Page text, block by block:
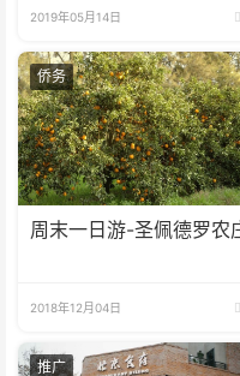
2019年05月14日
侨务
周末一日游-圣佩德罗农
2018年12月04日
推广